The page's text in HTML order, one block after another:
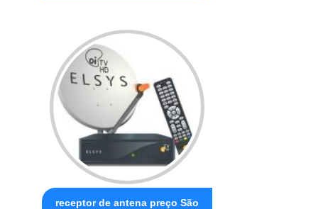
receptor de antena preço São